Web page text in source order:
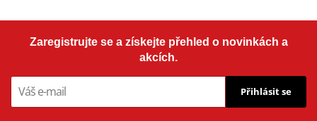
Zaregistrujte se a získejte přehled o novinkách a
akcích.
Přihlásit se